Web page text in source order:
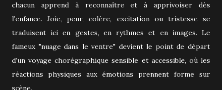
chacun apprend à reconnaître et à apprivoiser dès
l’enfance. Joie, peur, colère, excitation ou tristesse se
traduisent ici en gestes, en rythmes et en images. Le
fameux "nuage dans le ventre" devient le point de départ
d’un voyage chorégraphique sensible et accessible, où les
réactions physiques aux émotions prennent forme sur
scène.